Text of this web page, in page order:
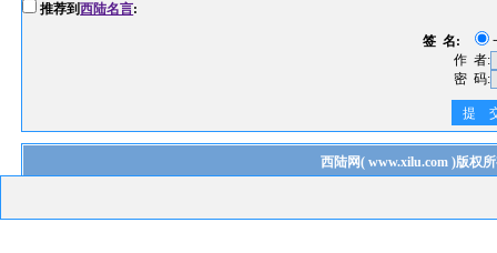
推荐到西陆名言:
签 名:
作 者:
密 码:
提
西陆网( www.xilu.com)版权